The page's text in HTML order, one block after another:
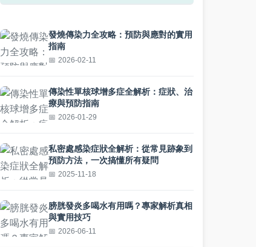
發燒傳染力全攻略：預防與應對的實用
指南
2026-02-11
傳染性單核球增多症全解析：症狀、治
療與預防指南
2026-01-29
私密處感染症狀全解析：從常見跡象到
預防方法，一次搞懂所有疑問
2025-11-18
膀胱發炎多喝水有用嗎？專家解析真相
與實用技巧
2026-06-11